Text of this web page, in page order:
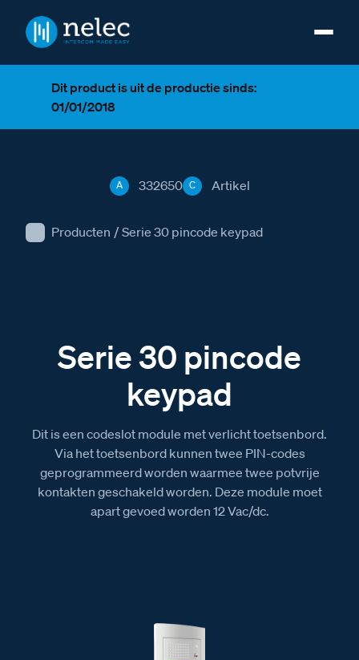
Dit product is uit de productie sinds:
01/01/2018
Producten / Serie 30 pincode keypad
A 332650 C Artikel
Serie 30 pincode
keypad
Dit is een codeslot module met verlicht toetsenbord.
Via het toetsenbord kunnen twee PIN-codes
geprogrammeerd worden waarmee twee potvrije
kontakten geschakeld worden. Deze module moet
apart gevoed worden 12 Vac/dc.